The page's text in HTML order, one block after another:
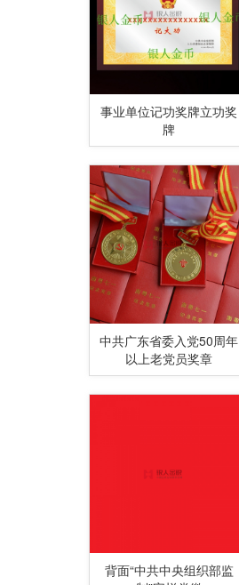
事业单位记功奖牌立功奖
牌
中共广东省委入党50周年
以上老党员奖章
背面“中共中央组织部监